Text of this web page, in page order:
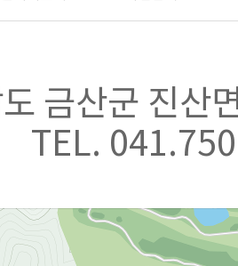
금산군 진산
TEL.